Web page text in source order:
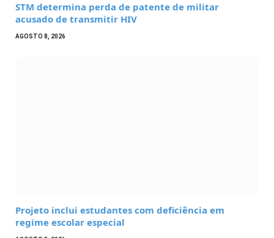
STM determina perda de patente de militar
acusado de transmitir HIV
AGOSTO 8, 2026
Projeto inclui estudantes com deficiência em
regime escolar especial